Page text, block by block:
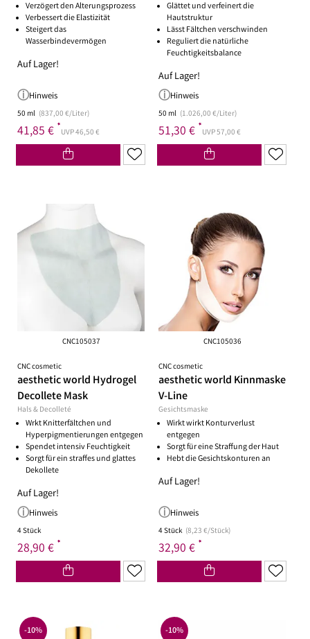
Verzögert den Alterungsprozess
Verbessert die Elastizität
Steigert das
Wasserbindevermögen
Auf Lager!
Hinweis
50 ml (837,00 €/Liter)
41,85 € *UVP 46,50 €
Glättet und verfeinert die
Hautstruktur
Lässt Fältchen verschwinden
Reguliert die natürliche
Feuchtigkeitsbalance
Auf Lager!
Hinweis
50 ml (1.026,00 €/Liter)
51,30 € *UVP 57,00 €
CNC105037
CNC cosmetic
aesthetic world Hydrogel
Decollete Mask
Hals & Decolleté
Wrkt Knitterfältchen und
Hyperpigmentierungen entgegen
Spendet intensiv Feuchtigkeit
Sorgt für ein straffes und glattes
Dekollete
Auf Lager!
Hinweis
4 Stück
28,90 € *
CNC105036
CNC cosmetic
aesthetic world Kinnmaske
V-Line
Gesichtsmaske
Wirkt wirkt Konturverlust
entgegen
Sorgt für eine Straffung der Haut
Hebt die Gesichtskonturen an
Auf Lager!
Hinweis
4 Stück (8,23 €/Stück)
32,90 € *
-10% -10%